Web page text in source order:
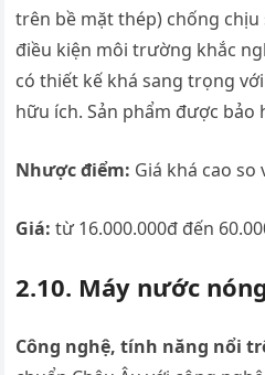
trên bề mặt thép) chống chịu
điều kiện môi trường khắc
có thiết kế khá sang trọng
hữu ích. Sản phẩm được bảo
Nhược điểm: Giá khá cao so
Giá: từ 16.000.000đ đến
2.10. Máy nước
Công nghệ, tính năng nổi